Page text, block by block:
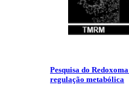
Pesquisa do
regulação metabólica